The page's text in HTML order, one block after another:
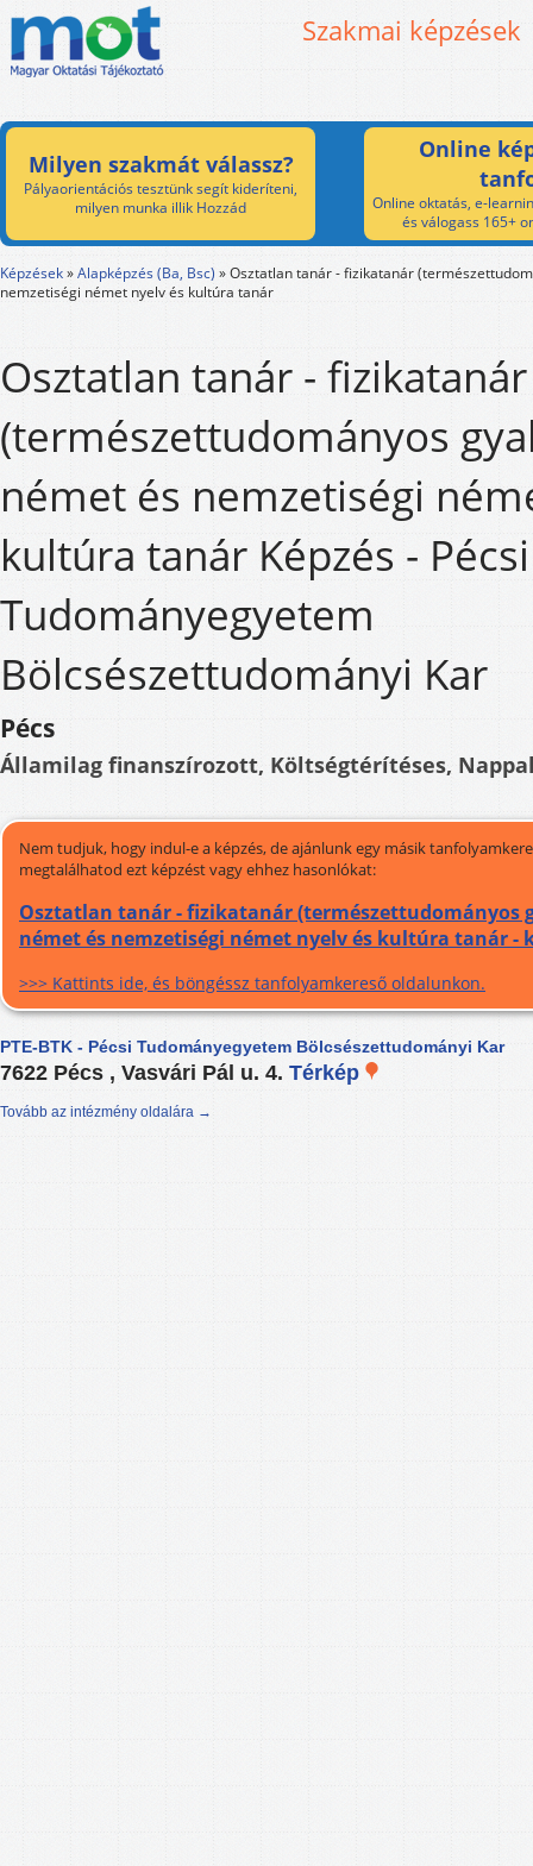
Szakmai képzések
Milyen szakmát válassz?
Pályaorientációs tesztünk segít kideríteni,
milyen munka illik Hozzád
Online
Online oktatás, e-
és válogass 165+
Képzések»Alapképzés (Ba, Bsc) »Osztatlan tanár - fizikatanár
nemzetiségi német nyelv és kultúra tanár
Osztatlan tanár - fizikatanár
(természettudományos
német és nemzetiségi
kultúra tanár Képzés - Pécsi
Tudományegyetem
Bölcsészettudományi Kar
Pécs
Államilag finanszírozott, Költségtérítéses,
Nem tudjuk, hogy indul-e a képzés, de ajánlunk egy másik
megtalálhatod ezt képzést vagy ehhez hasonlókat:
Osztatlan tanár - fizikatanár (természettudományos
német és nemzetiségi német nyelv és kultúra tanár -
>>> Kattints ide, és böngéssz tanfolyamkereső oldalunkon.
PTE-BTK - Pécsi Tudományegyetem Bölcsészettudományi Kar
7622 Pécs , Vasvári Pál u. 4. Térkép
Tovább az intézmény oldalára →